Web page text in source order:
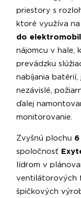
priestory s
ktoré využíva na
do
nájomcu v hale,
prevádzku
nabíjania
nezávislé,
ďalej
monitorovanie.
Zvyšnú plochu 6
spoločnosť
lídrom v
ventilátorových
špičkových